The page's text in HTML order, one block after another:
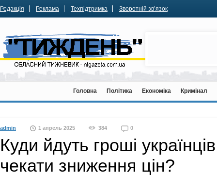
Редакція Реклама Техпідтримка Зворотній зв’язок
Головна Політика Економіка Кримінал
admin 1 апрель 2025 384 0
Куди йдуть гроші
чекати зниження цін?